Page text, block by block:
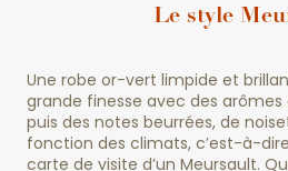
Le style
Une robe or-vert limpide et
grande finesse avec des arômes
puis des notes beurrées, de
fonction des climats, c’est-à-
carte de visite d’un Meursault.